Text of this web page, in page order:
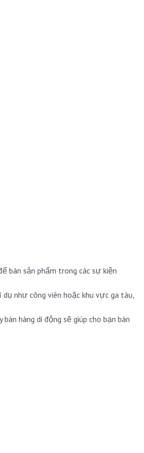
bán sản phẩm trong các sự kiện
như công viên hoặc khu vực ga tàu,
hàng di động sẽ giúp cho bạn bán